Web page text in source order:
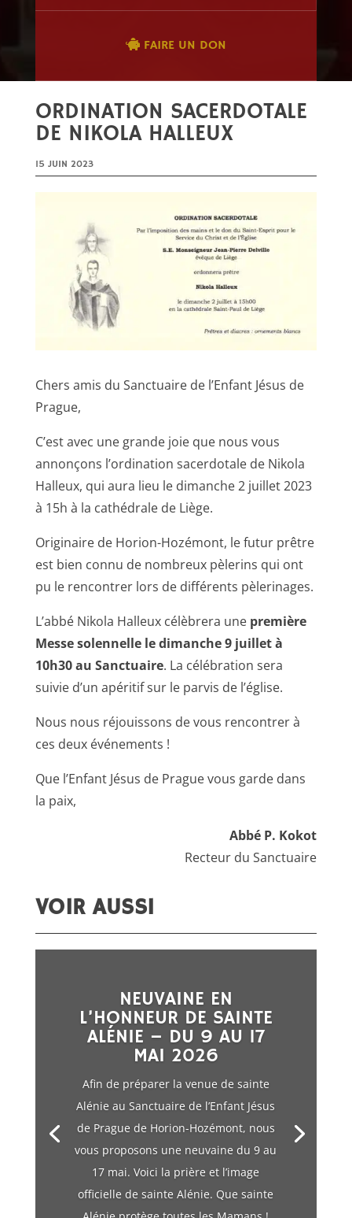
FAIRE UN DON
ORDINATION SACERDOTALE
DE NIKOLA HALLEUX
15 JUIN 2023
Chers amis du Sanctuaire de l’Enfant Jésus de
Prague,
C’est avec une grande joie que nous vous
annonçons l’ordination sacerdotale de Nikola
Halleux, qui aura lieu le dimanche 2 juillet 2023
à 15h à la cathédrale de Liège.
Originaire de Horion-Hozémont, le futur prêtre
est bien connu de nombreux pèlerins qui ont
pu le rencontrer lors de différents pèlerinages.
L’abbé Nikola Halleux célèbrera une première
Messe solennelle le dimanche 9 juillet à
10h30 au Sanctuaire. La célébration sera
suivie d’un apéritif sur le parvis de l’église.
Nous nous réjouissons de vous rencontrer à
ces deux événements !
Que l’Enfant Jésus de Prague vous garde dans
la paix,
Abbé P. Kokot
Recteur du Sanctuaire
VOIR AUSSI
NEUVAINE EN
L’HONNEUR DE SAINTE
ALÉNIE – DU 9 AU 17
MAI 2026
Afin de préparer la venue de sainte
Alénie au Sanctuaire de l’Enfant Jésus
de Prague de Horion-Hozémont, nous
vous proposons une neuvaine du 9 au
17 mai. Voici la prière et l’image
officielle de sainte Alénie. Que sainte